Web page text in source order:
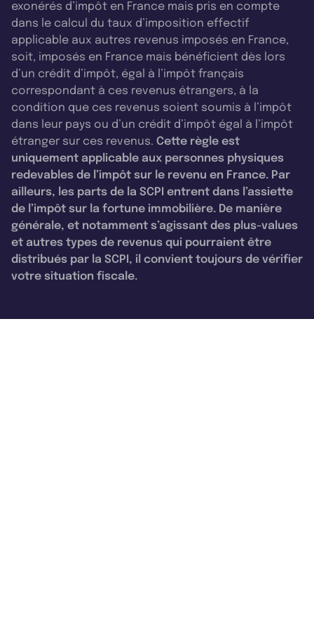
exonérés d’impôt en France mais pris en compte
dans le calcul du taux d’imposition effectif
applicable aux autres revenus imposés en France,
soit, imposés en France mais bénéficient dès lors
d’un crédit d’impôt, égal à l’impôt français
correspondant à ces revenus étrangers, à la
condition que ces revenus soient soumis à l’impôt
dans leur pays ou d’un crédit d’impôt égal à l’impôt
étranger sur ces revenus. Cette règle est
uniquement applicable aux personnes physiques
redevables de l’impôt sur le revenu en France. Par
ailleurs, les parts de la SCPI entrent dans l’assiette
de l’impôt sur la fortune immobilière. De manière
générale, et notamment s’agissant des plus-values
et autres types de revenus qui pourraient être
distribués par la SCPI, il convient toujours de vérifier
votre situation fiscale.